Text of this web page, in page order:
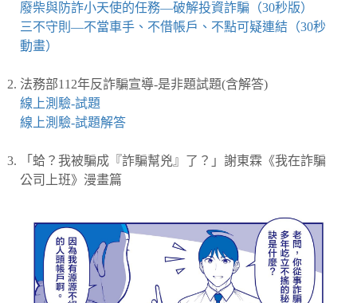
廢柴與防詐小天使的任務—破解投資詐騙（30秒版）
三不守則—不當車手、不借帳戶、不點可疑連結（30秒
動畫）
法務部112年反詐騙宣導-是非題試題(含解答)
線上測驗-試題
線上測驗-試題解答
「蛤？我被騙成『詐騙幫兇』了？」謝東霖《我在詐騙
公司上班》漫畫篇